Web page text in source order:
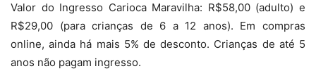
Valor do Ingresso Carioca Maravilha: R$58,00 (adulto) e
R$29,00 (para crianças de 6 a 12 anos). Em compras
online, ainda há mais 5% de desconto. Crianças de até 5
anos não pagam ingresso.